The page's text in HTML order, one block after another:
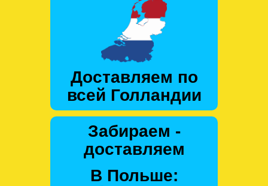
Доставляем по
всей Голландии
Забираем -
доставляем
В Польше: